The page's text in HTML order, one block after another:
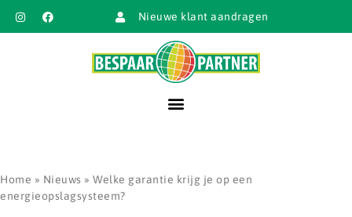
Nieuwe klant aandragen
Home » Nieuws » Welke garantie krijg je op een
energieopslagsysteem?